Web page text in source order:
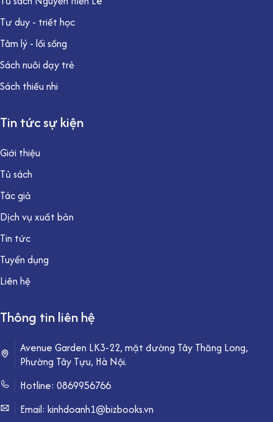
Tư duy - triết học
Tâm lý - lối sống
Sách nuôi dạy trẻ
Sách thiếu nhi
Tin tức sự kiện
Giới thiệu
Tủ sách
Tác giả
Dịch vụ xuất bản
Tin tức
Tuyển dụng
Liên hệ
Thông tin liên hệ
Avenue Garden LK3-22, mặt đường Tây Thăng Long,
Phường Tây Tựu, Hà Nội.
Hotline: 0869956766
Email: kinhdoanh1@bizbooks.vn